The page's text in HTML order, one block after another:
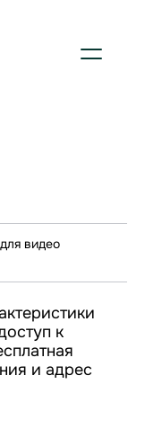
видео
к
и адрес